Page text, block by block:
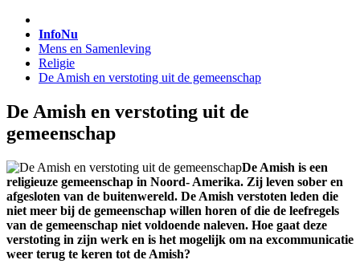
InfoNu
Mens en Samenleving
Religie
De Amish en verstoting uit de gemeenschap
De Amish en verstoting uit de
gemeenschap
De Amish is een
religieuze gemeenschap in Noord- Amerika. Zij leven sober en
afgesloten van de buitenwereld. De Amish verstoten leden die
niet meer bij de gemeenschap willen horen of die de leefregels
van de gemeenschap niet voldoende naleven. Hoe gaat deze
verstoting in zijn werk en is het mogelijk om na excommunicatie
weer terug te keren tot de Amish?